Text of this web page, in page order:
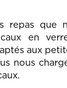
repas que
en
aux
nous